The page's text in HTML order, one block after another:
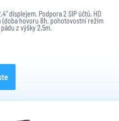
displejem. Podpora 2 SIP účtů, HD
hovoru 8h, pohotovostní režim
z výšky 2,5m.